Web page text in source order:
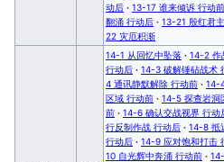
动后 · 13-17 谁来倾诉 行动前
翻涌 行动后 · 13-21 殷红君
22 灾厄积渐
14-1 从回忆中坠落 · 14-2 作
行动后 · 14-3 破解锤砧战术
4 通讯静默解除 行动前 · 14-
区域 行动前 · 14-5 探查岩洞
前 · 14-6 确认交战视界 行动
行反制作战 行动后 · 14-8 抵
行动后 · 14-9 应对饱和打击
10 自光辉中奔涌 行动前 ·